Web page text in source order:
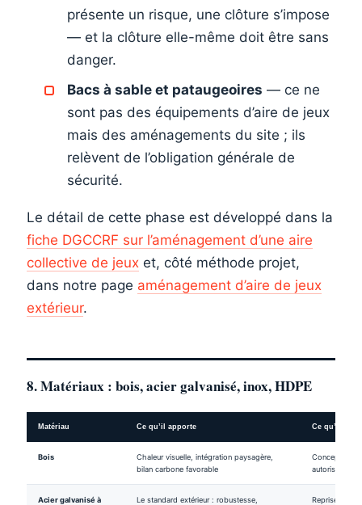
présente un risque, une clôture s’impose
— et la clôture elle-même doit être sans
danger.
Bacs à sable et pataugeoires — ce ne
sont pas des équipements d’aire de jeux
mais des aménagements du site ; ils
relèvent de l’obligation générale de
sécurité.
Le détail de cette phase est développé dans la
fiche DGCCRF sur l’aménagement d’une aire
collective de jeux et, côté méthode projet,
dans notre page aménagement d’aire de jeux
extérieur.
8. Matériaux : bois, acier galvanisé, inox, HDPE
Matériau Ce qu’il apporte Ce qu’il exige
Bois
Chaleur visuelle, intégration paysagère,
bilan carbone favorable
Conception
autorisé, suivi
Acier galvanisé à
Le standard extérieur : robustesse,
Reprise des